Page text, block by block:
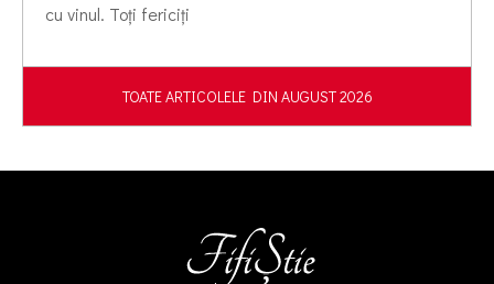
cu vinul. Toți fericiți
TOATE ARTICOLELE DIN AUGUST 2026